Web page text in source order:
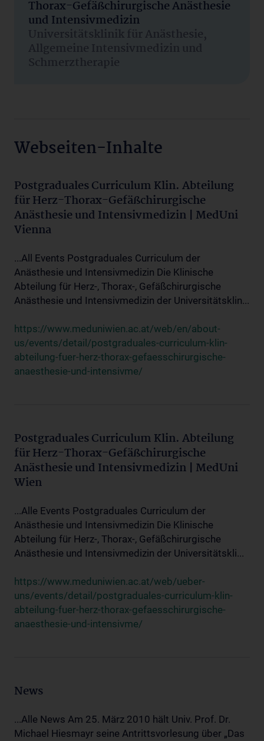
Thorax-Gefäßchirurgische Anästhesie
und Intensivmedizin
Universitätsklinik für Anästhesie,
Allgemeine Intensivmedizin und
Schmerztherapie
Webseiten-Inhalte
Postgraduales Curriculum Klin. Abteilung
für Herz-Thorax-Gefäßchirurgische
Anästhesie und Intensivmedizin | MedUni
Vienna
...All Events Postgraduales Curriculum der
Anästhesie und Intensivmedizin Die Klinische
Abteilung für Herz-, Thorax-, Gefäßchirurgische
Anästhesie und Intensivmedizin der Universitätsklin...
https://www.meduniwien.ac.at/web/en/about-
us/events/detail/postgraduales-curriculum-klin-
abteilung-fuer-herz-thorax-gefaesschirurgische-
anaesthesie-und-intensivme/
Postgraduales Curriculum Klin. Abteilung
für Herz-Thorax-Gefäßchirurgische
Anästhesie und Intensivmedizin | MedUni
Wien
...Alle Events Postgraduales Curriculum der
Anästhesie und Intensivmedizin Die Klinische
Abteilung für Herz-, Thorax-, Gefäßchirurgische
Anästhesie und Intensivmedizin der Universitätskli...
https://www.meduniwien.ac.at/web/ueber-
uns/events/detail/postgraduales-curriculum-klin-
abteilung-fuer-herz-thorax-gefaesschirurgische-
anaesthesie-und-intensivme/
News
...Alle News Am 25. März 2010 hält Univ. Prof. Dr.
Michael Hiesmayr seine Antrittsvorlesung über „Das